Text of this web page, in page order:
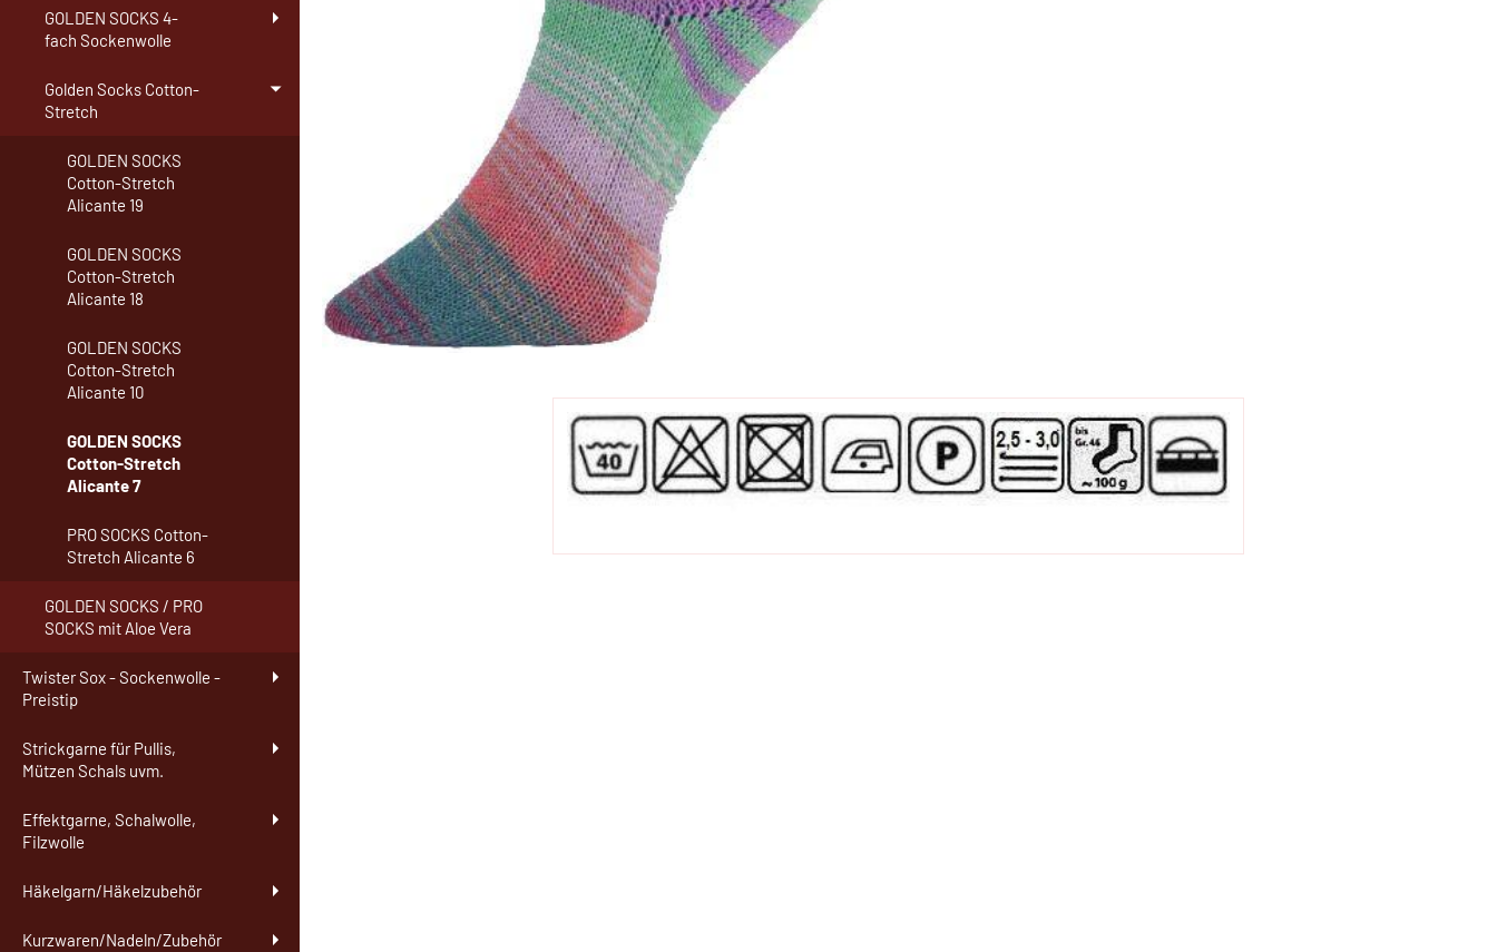
GOLDEN SOCKS 4-
fach Sockenwolle
Golden Socks Cotton-
Stretch
GOLDEN SOCKS
Cotton-Stretch
Alicante 19
GOLDEN SOCKS
Cotton-Stretch
Alicante 18
GOLDEN SOCKS
Cotton-Stretch
Alicante 10
GOLDEN SOCKS
Cotton-Stretch
Alicante 7
PRO SOCKS Cotton-
Stretch Alicante 6
GOLDEN SOCKS / PRO
SOCKS mit Aloe Vera
Twister Sox - Sockenwolle -
Preistip
Strickgarne für Pullis,
Mützen Schals uvm.
Effektgarne, Schalwolle,
Filzwolle
Häkelgarn/Häkelzubehör
Kurzwaren/Nadeln/Zubehör